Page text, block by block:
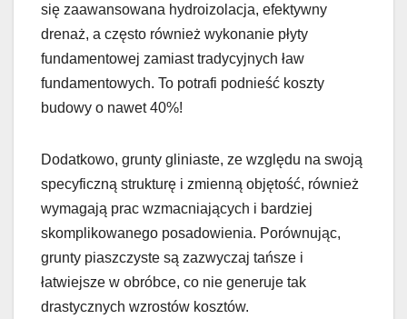
się zaawansowana hydroizolacja, efektywny
drenaż, a często również wykonanie płyty
fundamentowej zamiast tradycyjnych ław
fundamentowych. To potrafi podnieść koszty
budowy o nawet 40%!
Dodatkowo, grunty gliniaste, ze względu na swoją
specyficzną strukturę i zmienną objętość, również
wymagają prac wzmacniających i bardziej
skomplikowanego posadowienia. Porównując,
grunty piaszczyste są zazwyczaj tańsze i
łatwiejsze w obróbce, co nie generuje tak
drastycznych wzrostów kosztów.